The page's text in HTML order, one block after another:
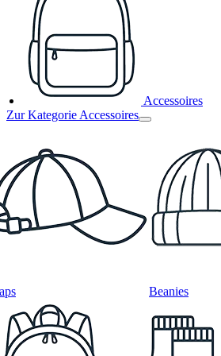
Accessoires
Zur Kategorie Accessoires
Beanies